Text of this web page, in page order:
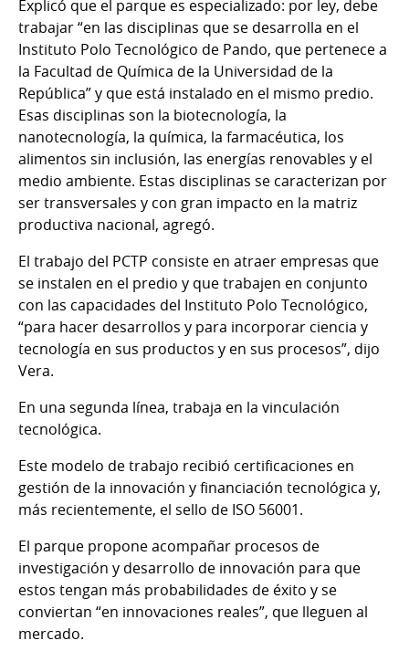
Explicó que el parque es especializado: por ley, debe
trabajar “en las disciplinas que se desarrolla en el
Instituto Polo Tecnológico de Pando, que pertenece a
la Facultad de Química de la Universidad de la
República” y que está instalado en el mismo predio.
Esas disciplinas son la biotecnología, la
nanotecnología, la química, la farmacéutica, los
alimentos sin inclusión, las energías renovables y el
medio ambiente. Estas disciplinas se caracterizan por
ser transversales y con gran impacto en la matriz
productiva nacional, agregó.
El trabajo del PCTP consiste en atraer empresas que
se instalen en el predio y que trabajen en conjunto
con las capacidades del Instituto Polo Tecnológico,
“para hacer desarrollos y para incorporar ciencia y
tecnología en sus productos y en sus procesos”, dijo
Vera.
En una segunda línea, trabaja en la vinculación
tecnológica.
Este modelo de trabajo recibió certificaciones en
gestión de la innovación y financiación tecnológica y,
más recientemente, el sello de ISO 56001.
El parque propone acompañar procesos de
investigación y desarrollo de innovación para que
estos tengan más probabilidades de éxito y se
conviertan “en innovaciones reales”, que lleguen al
mercado.